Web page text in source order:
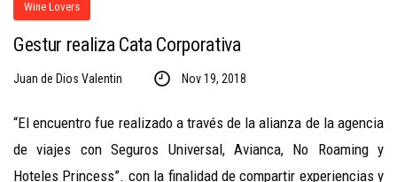
Wine Lovers
Gestur realiza Cata Corporativa
Juan de Dios Valentin Nov 19, 2018
“El encuentro fue realizado a través de la alianza de la agencia
de viajes con Seguros Universal, Avianca, No Roaming y
Hoteles Princess”. con la finalidad de compartir experiencias y